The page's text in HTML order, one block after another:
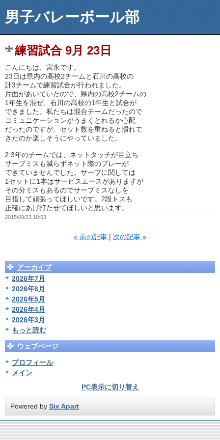
男子バレーボール部
練習試合 9月 23日
こんにちは、宮永です。
23日は県内の高校2チームと石川の高校の
計3チームで練習試合が行われました。
片面があいていたので、県内の高校2チームの
1年生を混ぜ、石川の高校の1年生と試合が
できました。私たちは混合チームだったので
コミュニケーションがうまくとれるか心配
だったのですが、セット数を重ねると慣れて
きたのか楽しそうにやっていました。
2.3年のチームでは、ネットタッチが目立ち
サーブミスも減らずネット際のプレーが
できていませんでした。サーブに関しては
1セットに1本はサービスエースがありますが
その分ミスもあるのでサーブミスなしを
目指して頑張ってほしいです。2段トスも
正確にあげ打たせてほしいと思います。
2015/09/23 18:53
« 前の記事 次の記事 »
アーカイブ
2026年7月
2026年6月
2026年5月
2026年4月
2026年3月
もっと読む
ウェブページ
プロフィール
メイン
PC表示に切り替え
Powered by Six Apart